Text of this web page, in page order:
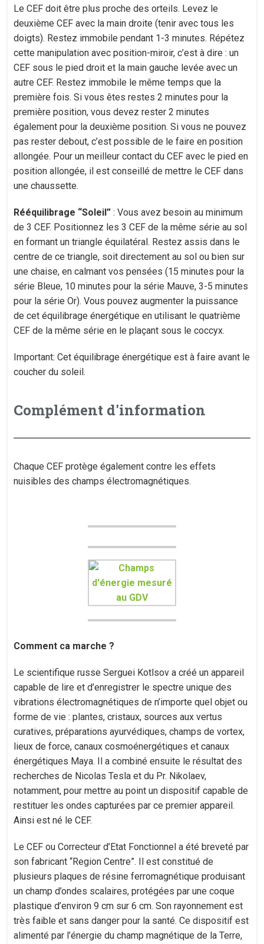
Le CEF doit être plus proche des orteils. Levez le
deuxième CEF avec la main droite (tenir avec tous les
doigts). Restez immobile pendant 1-3 minutes. Répétez
cette manipulation avec position-miroir, c’est à dire : un
CEF sous le pied droit et la main gauche levée avec un
autre CEF. Restez immobile le même temps que la
première fois. Si vous êtes restes 2 minutes pour la
première position, vous devez rester 2 minutes
également pour la deuxième position. Si vous ne pouvez
pas rester debout, c’est possible de le faire en position
allongée. Pour un meilleur contact du CEF avec le pied en
position allongée, il est conseillé de mettre le CEF dans
une chaussette.
Rééquilibrage “Soleil” : Vous avez besoin au minimum
de 3 CEF. Positionnez les 3 CEF de la même série au sol
en formant un triangle équilatéral. Restez assis dans le
centre de ce triangle, soit directement au sol ou bien sur
une chaise, en calmant vos pensées (15 minutes pour la
série Bleue, 10 minutes pour la série Mauve, 3-5 minutes
pour la série Or). Vous pouvez augmenter la puissance
de cet équilibrage énergétique en utilisant le quatrième
CEF de la même série en le plaçant sous le coccyx.
Important: Cet équilibrage énergétique est à faire avant le
coucher du soleil.
Complément d'information
Chaque CEF protège également contre les effets
nuisibles des champs électromagnétiques.
Comment ca marche ?
Le scientifique russe Serguei Kotlsov a créé un appareil
capable de lire et d’enregistrer le spectre unique des
vibrations électromagnétiques de n’importe quel objet ou
forme de vie : plantes, cristaux, sources aux vertus
curatives, préparations ayurvédiques, champs de vortex,
lieux de force, canaux cosmoénergétiques et canaux
énergétiques Maya. Il a combiné ensuite le résultat des
recherches de Nicolas Tesla et du Pr. Nikolaev,
notamment, pour mettre au point un dispositif capable de
restituer les ondes capturées par ce premier appareil.
Ainsi est né le CEF.
Le CEF ou Correcteur d’Etat Fonctionnel a été breveté par
son fabricant “Region Centre”. Il est constitué de
plusieurs plaques de résine ferromagnétique produisant
un champ d’ondes scalaires, protégées par une coque
plastique d’environ 9 cm sur 6 cm. Son rayonnement est
très faible et sans danger pour la santé. Ce dispositif est
alimenté par l’énergie du champ magnétique de la Terre,